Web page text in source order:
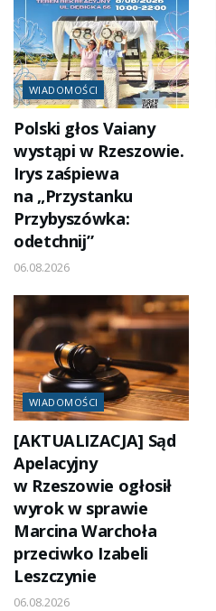
WIADOMOŚCI
Polski głos Vaiany
wystąpi w Rzeszowie.
Irys zaśpiewa
na „Przystanku
Przybyszówka:
odetchnij”
06.08.2026
WIADOMOŚCI
[AKTUALIZACJA] Sąd
Apelacyjny
w Rzeszowie ogłosił
wyrok w sprawie
Marcina Warchoła
przeciwko Izabeli
Leszczynie
06.08.2026